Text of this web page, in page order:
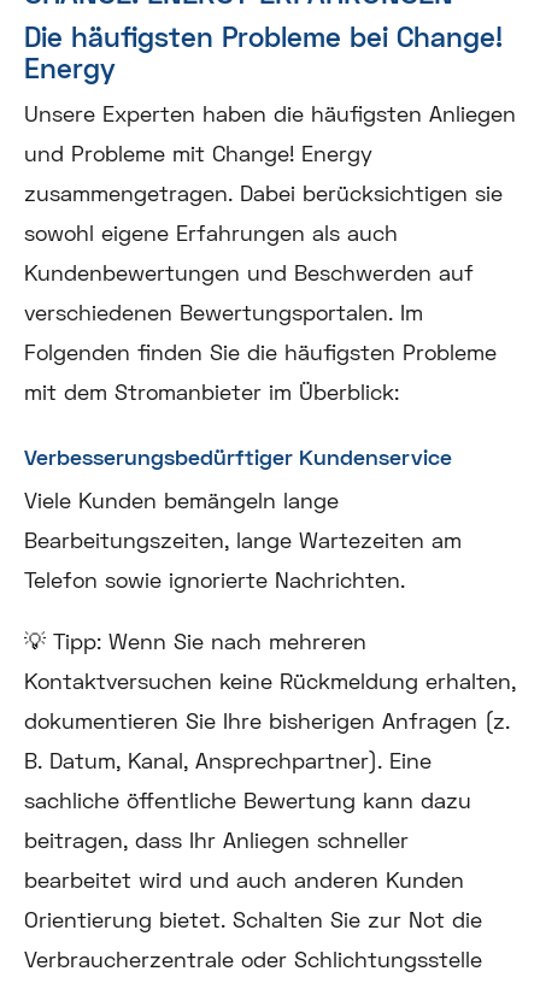
Die häufigsten Probleme bei Change!
Energy
Unsere Experten haben die häufigsten Anliegen
und Probleme mit Change! Energy
zusammengetragen. Dabei berücksichtigen sie
sowohl eigene Erfahrungen als auch
Kundenbewertungen und Beschwerden auf
verschiedenen Bewertungsportalen. Im
Folgenden finden Sie die häufigsten Probleme
mit dem Stromanbieter im Überblick:
Verbesserungsbedürftiger Kundenservice
Viele Kunden bemängeln lange
Bearbeitungszeiten, lange Wartezeiten am
Telefon sowie ignorierte Nachrichten.
💡 Tipp: Wenn Sie nach mehreren
Kontaktversuchen keine Rückmeldung erhalten,
dokumentieren Sie Ihre bisherigen Anfragen (z.
B. Datum, Kanal, Ansprechpartner). Eine
sachliche öffentliche Bewertung kann dazu
beitragen, dass Ihr Anliegen schneller
bearbeitet wird und auch anderen Kunden
Orientierung bietet. Schalten Sie zur Not die
Verbraucherzentrale oder Schlichtungsstelle